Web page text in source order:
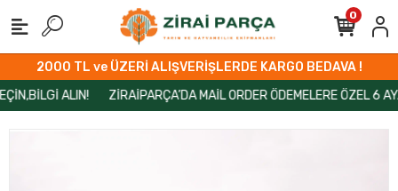
2000 TL ve ÜZERİ ALIŞVERİŞLERDE KARGO BEDAVA !
ALIN!
ZİRAİPARÇA’DA MAİL ORDER ÖDEMELERE ÖZEL 6 AYA
0